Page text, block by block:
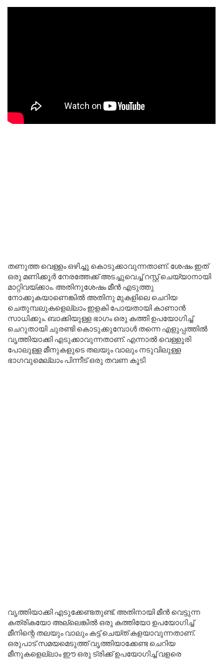
തണുത്ത വെള്ളം ഒഴിച്ചു കൊടുക്കാവുന്നതാണ്. ശേഷം ഇത്
ഒരു മണിക്കൂർ നേരത്തേക്ക് അടച്ചുവെച്ച് റസ്റ്റ് ചെയ്യാനായി
മാറ്റിവയ്ക്കാം. അതിനുശേഷം മീൻ എടുത്തു
നോക്കുകയാണെങ്കിൽ അതിനു മുകളിലെ ചെറിയ
ചെതുമ്പലുകളെല്ലാം ഇളകി പോയതായി കാണാൻ
സാധിക്കും. ബാക്കിയുള്ള ഭാഗം ഒരു കത്തി ഉപയോഗിച്ച്
ചെറുതായി ചുരണ്ടി കൊടുക്കുമ്പോൾ തന്നെ എളുപ്പത്തിൽ
വൃത്തിയാക്കി എടുക്കാവുന്നതാണ്. എന്നാൽ വെള്ളൂരി
പോലുള്ള മീനുകളുടെ തലയും വാലും നടുവിലുള്ള
ഭാഗവുമെല്ലാം പിന്നീട് ഒരു തവണ കൂടി
വൃത്തിയാക്കി എടുക്കേണ്ടതുണ്ട്. അതിനായി മീൻ വെട്ടുന്ന
കത്രികയോ അല്ലെങ്കിൽ ഒരു കത്തിയോ ഉപയോഗിച്ച്
മീനിന്റെ തലയും വാലും കട്ട് ചെയ്ത് കളയാവുന്നതാണ്.
ഒരുപാട് സമയമെടുത്ത് വൃത്തിയാക്കേണ്ട ചെറിയ
മീനുകളെല്ലാം ഈ ഒരു ട്രിക്ക് ഉപയോഗിച്ച് വളരെ